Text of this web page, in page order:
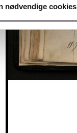
nødvendige cookies